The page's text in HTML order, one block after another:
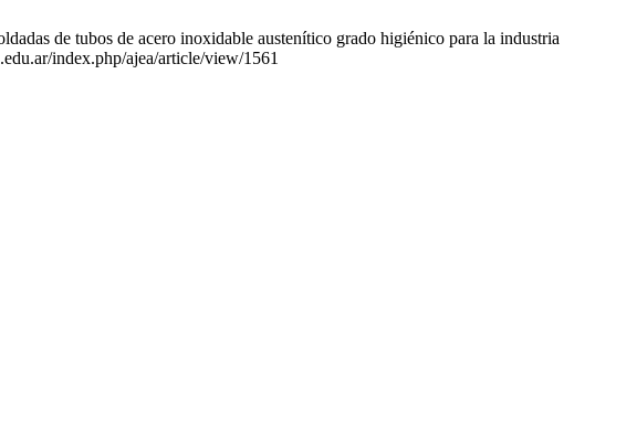
de tubos de acero inoxidable austenítico grado higiénico para la industria
index.php/ajea/article/view/1561